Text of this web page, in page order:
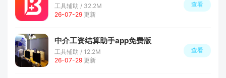
工具辅助 / 32.2M
26-07-29 更新
查看
中介工资结算助手app免费版
工具辅助 / 12.2M
26-07-29 更新
查看